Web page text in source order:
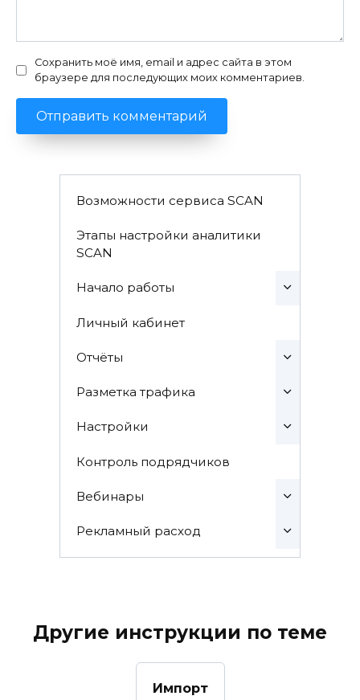
Сохранить моё имя, email и адрес сайта в этом
браузере для последующих моих комментариев.
Возможности сервиса SCAN
Этапы настройки аналитики
SCAN
Начало работы
Личный кабинет
Отчёты
Разметка трафика
Настройки
Контроль подрядчиков
Вебинары
Рекламный расход
Другие инструкции по теме
Импорт